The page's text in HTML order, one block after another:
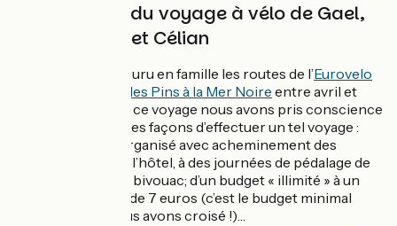
Présentation du voyage à vélo de Gael,
Maud, Neela et Célian
Nous avons parcouru en famille les routes de l’Eurovelo
6 de Saint Brévin les Pins à la Mer Noire entre avril et
août 2014. Lors de ce voyage nous avons pris conscience
qu’il existait diverses façons d’effectuer un tel voyage :
cela va du mode organisé avec acheminement des
bagages et nuits à l’hôtel, à des journées de pédalage de
150 km par jour et bivouac; d’un budget « illimité » à un
budget journalier de 7 euros (c’est le budget minimal
journalier que nous avons croisé !)…